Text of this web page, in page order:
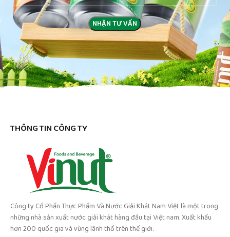
THÔNG TIN CÔNG TY
Công ty Cổ Phần Thực Phẩm Và Nước Giải Khát Nam Việt là một trong
những nhà sản xuất nước giải khát hàng đầu tại Việt nam. Xuất khẩu
hơn 200 quốc gia và vùng lãnh thổ trên thế giới.